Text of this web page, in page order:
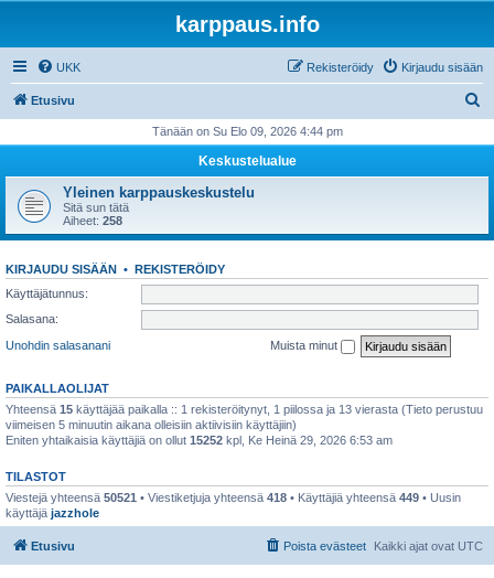
karppaus.info
UKK Kirjaudu sisään
Rekisteröidy
Etusivu
i
Tänään on Su Elo 09, 2026 4:44 pm
Keskustelualue
Yleinen karppauskeskustelu
Sitä sun tätä
Aiheet: 258
KIRJAUDU SISÄÄN • REKISTERÖIDY
Käyttäjätunnus:
Salasana:
Unohdin salasanani
Muista minut
PAIKALLAOLIJAT
Yhteensä 15 käyttäjää paikalla :: 1 rekisteröitynyt, 1 piilossa ja 13 vierasta (Tieto perustuu
viimeisen 5 minuutin aikana olleisiin aktiivisiin käyttäjiin)
Eniten yhtaikaisia käyttäjiä on ollut 15252 kpl, Ke Heinä 29, 2026 6:53 am
TILASTOT
Viestejä yhteensä 50521 • Viestiketjuja yhteensä 418 • Käyttäjiä yhteensä 449 • Uusin
käyttäjä jazzhole
Etusivu Kaikki ajat ovat UTC
Poista evästeet